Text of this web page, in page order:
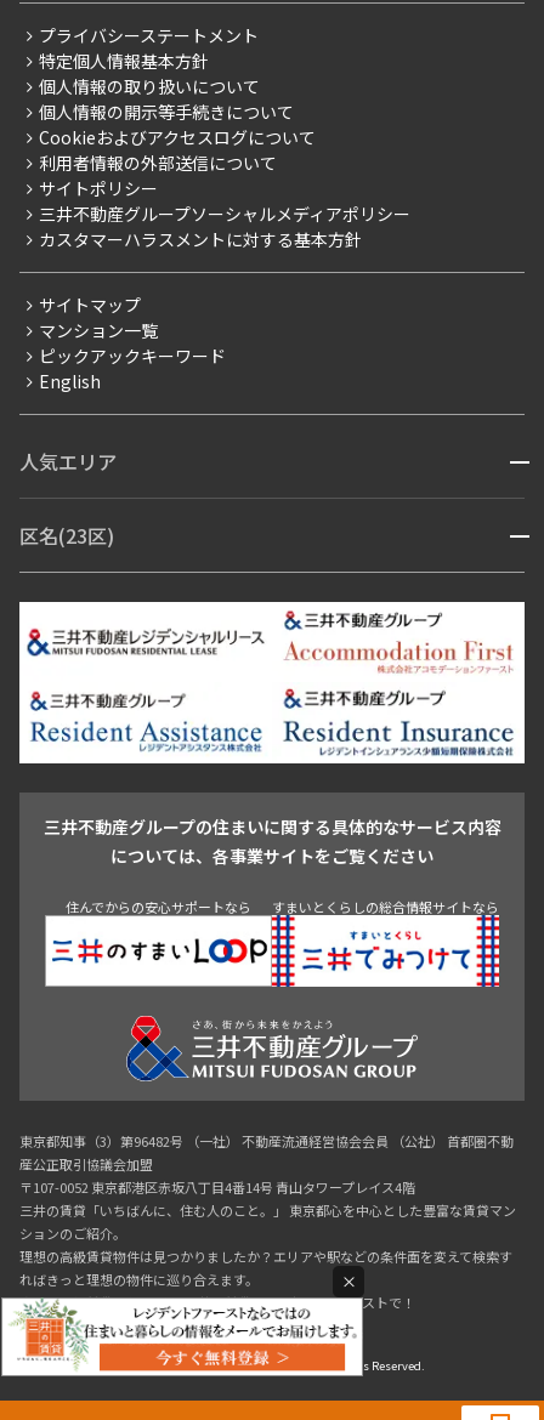
0120-321-719
こだわりから探す
こだわり一覧
プレミアムマンション
新築
当社限定（港区・渋谷区）
当社限定（港区・渋谷区以外）
三井不動産企画
賃料改定
フリーレント
ペット可
ブランドマンション
ご入居・提携サービス
お部屋探しからご契約まで
よくあるご質問
社宅紹介
【仲介会社様向け】当社仲介事業部取り扱い物件入居申込
会社情報
事業案内
採用情報
ニュースリリース
お問い合わせ
プライバシーステートメント
特定個人情報基本方針
個人情報の取り扱いについて
個人情報の開示等手続きについて
Cookieおよびアクセスログについて
利用者情報の外部送信について
サイトポリシー
三井不動産グループソーシャルメディアポリシー
カスタマーハラスメントに対する基本方針
サイトマップ
マンション一覧
ピックアックキーワード
English
人気エリア 開閉
青山・表参道・原宿
市ヶ谷・神楽坂・飯田橋
三田・芝・浜松町
芝浦・汐留・品川
月島・勝どき・豊洲
本郷・春日・小石川
目白・高田馬場・早稲田
池尻大橋・三軒茶屋
祐天寺・学芸大学・自由が丘
駒沢・用賀・二子玉川
成城・砧
池袋・板橋・王子
青山 渋谷 東京・大手町 新宿 品川
目黒・中目黒
区名(23区) 開閉
江東区 台東区 墨田区
中野区
豊島区
杉並区 板橋区 練馬区 荒川区
足立区
葛飾区
江戸川区
三井不動産グループの住まいに関する具体的なサービス内容
については、各事業サイトをご覧ください
住んでからの安心サポートなら すまいとくらしの総合情報サイトなら
東京都知事（3）第96482号 （一社） 不動産流通経営協会会員 （公社） 首都圏不動
産公正取引協議会加盟
〒107-0052 東京都港区赤坂八丁目4番14号 青山タワープレイス4階
三井の賃貸「いちばんに、住む人のこと。」 東京都心を中心とした豊富な賃貸マン
ションのご紹介。
理想の高級賃貸物件は見つかりましたか？エリアや駅などの条件面を変えて検索す
ればきっと理想の物件に巡り合えます。
都心の高級賃貸物件探しは[三井の賃貸]レジデントファーストで！
Copyright © RESIDENT FIRST Co.,Ltd. All Rights Reserved.
×